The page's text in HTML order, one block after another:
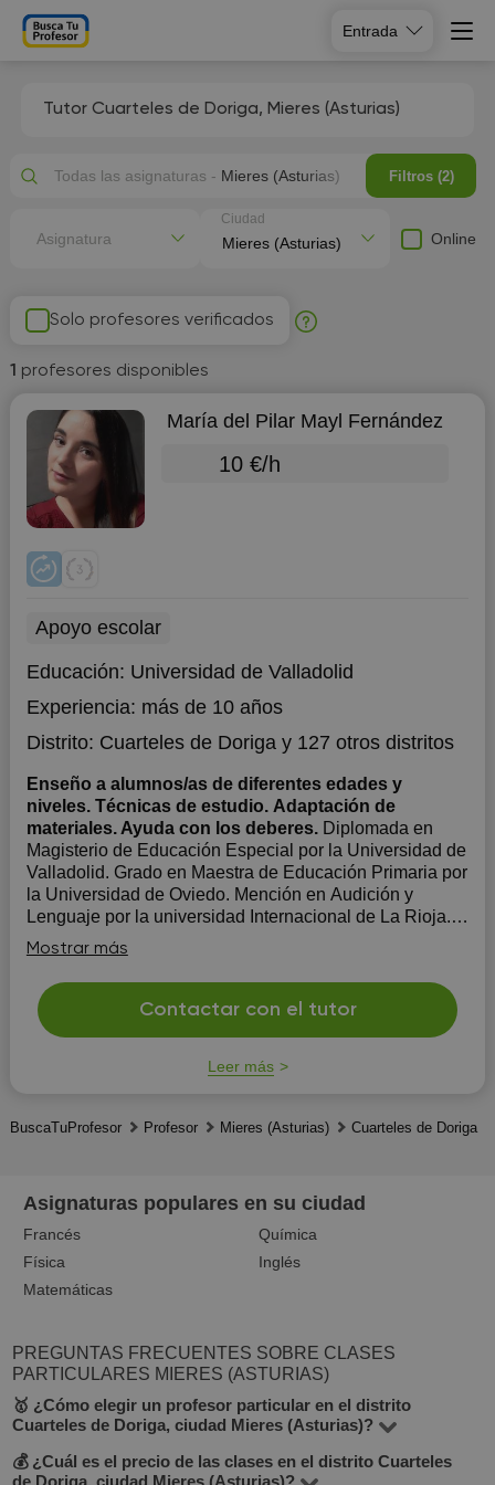
Entrada
Tutor Cuarteles de Doriga, Mieres (Asturias)
Solo profesores verificados
1 profesores disponibles
María del Pilar Mayl Fernández
10 €/h
Apoyo escolar
Educación: Universidad de Valladolid
Experiencia: más de 10 años
Distrito: Cuarteles de Dorigay 127 otros distritos
Enseño a alumnos/as de diferentes edades y
niveles. Técnicas de estudio. Adaptación de
materiales. Ayuda con los deberes. Diplomada en
Magisterio de Educación Especial por la Universidad de
Valladolid. Grado en Maestra de Educación Primaria por
la Universidad de Oviedo. Mención en Audición y
Lenguaje por la universidad Internacional de La Rioja.
15 años de experiencia en la impartición de Clases
particulares. Más de 9 ...
Mostrar más
Contactar con el tutor
Leer más
BuscaTuProfesor Profesor Mieres (Asturias) Cuarteles de Doriga
Todas las asignaturas - Mieres (Asturias) Filtros (2)
Asignatura
Ciudad
Online
Asignaturas populares en su ciudad
Francés
Química
Física
Inglés
Matemáticas
PREGUNTAS FRECUENTES SOBRE CLASES
PARTICULARES MIERES (ASTURIAS)
🥇 ¿Cómo elegir un profesor particular en el distrito
Cuarteles de Doriga, ciudad Mieres (Asturias)?
En BuscaTuProfesor puedes encontrar 1 profesores en
💰 ¿Cuál es el precio de las clases en el distrito Cuarteles
de Doriga, ciudad Mieres (Asturias)?